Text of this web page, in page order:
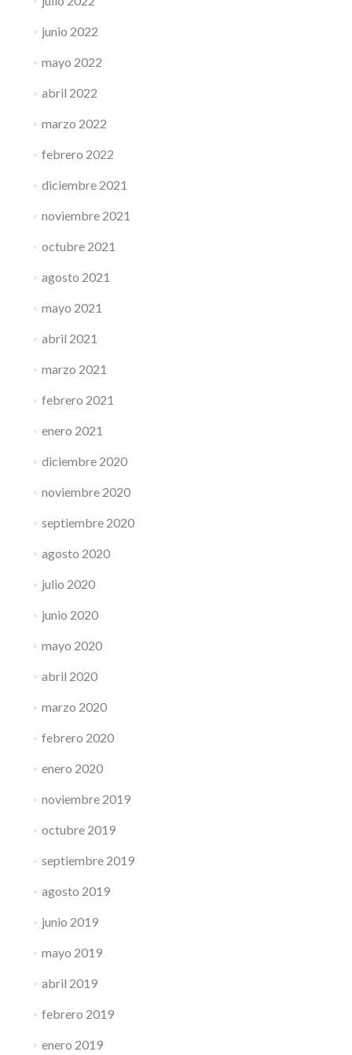
junio 2022
mayo 2022
abril 2022
marzo 2022
febrero 2022
diciembre 2021
noviembre 2021
octubre 2021
agosto 2021
mayo 2021
abril 2021
marzo 2021
febrero 2021
enero 2021
diciembre 2020
noviembre 2020
septiembre 2020
agosto 2020
julio 2020
junio 2020
mayo 2020
abril 2020
marzo 2020
febrero 2020
enero 2020
noviembre 2019
octubre 2019
septiembre 2019
agosto 2019
junio 2019
mayo 2019
abril 2019
febrero 2019
enero 2019